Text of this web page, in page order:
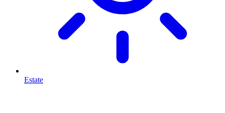
Estate